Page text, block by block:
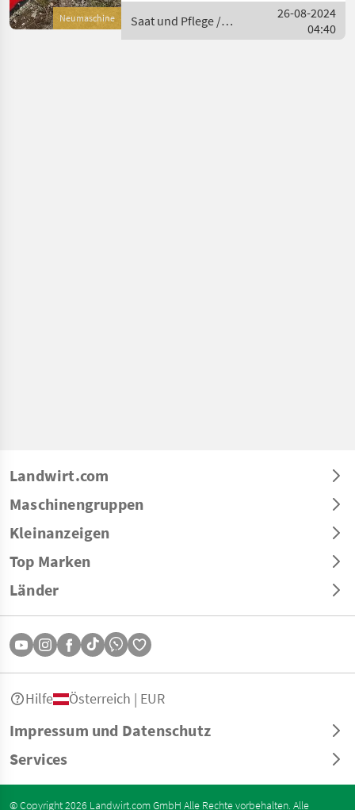
Neumaschine
Dreipunktanbau ECO 150 H
Saat und Pflege /
Talex
26-08-2024
04:40
Landwirt.com
Maschinengruppen
Kleinanzeigen
Top Marken
Länder
Impressum und Datenschutz
Services
Hilfe Österreich | EUR
© Copyright 2026 Landwirt.com GmbH Alle Rechte vorbehalten. Alle